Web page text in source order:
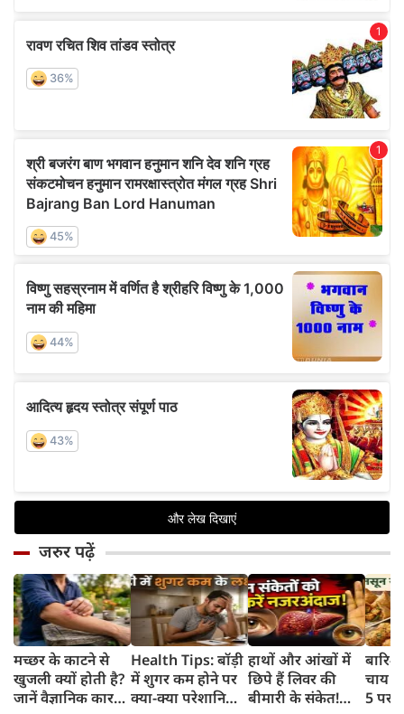
जरुर पढ़ें
मच्छर के काटने से
खुजली क्यों होती है?
जानें वैज्ञानिक कारण
Health Tips: बॉड़ी
में शुगर कम होने पर
क्या-क्या परेशानियां
हाथों और आंखों में
छिपे हैं लिवर की
बीमारी के संकेत!
चाय
5